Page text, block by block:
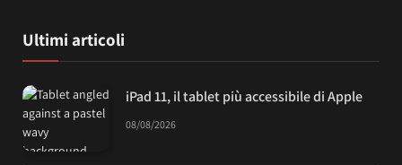
Ultimi articoli
iPad 11, il tablet più accessibile di Apple
08/08/2026